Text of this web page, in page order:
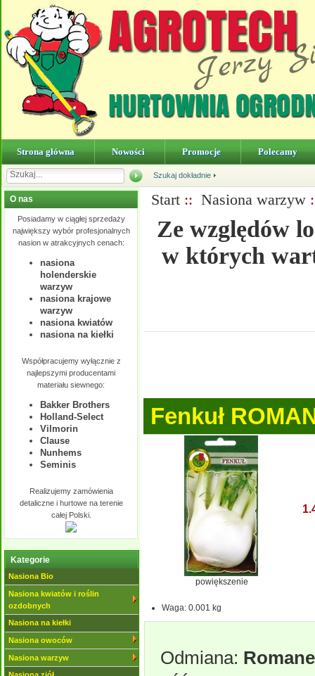
Strona główna Nowości Promocje Polecamy
Szukaj dokładnie
O nas
Posiadamy w ciągłej sprzedaży
największy wybór profesjonalnych
nasion w atrakcyjnych cenach:
nasiona
holenderskie
warzyw
nasiona krajowe
warzyw
nasiona kwiatów
nasiona na kiełki
Współpracujemy wyłącznie z
najlepszymi producentami
materiału siewnego:
Bakker Brothers
Holland-Select
Vilmorin
Clause
Nunhems
Seminis
Realizujemy zamówienia
detaliczne i hurtowe na terenie
całej Polski.
Kategorie
Nasiona Bio
Nasiona kwiatów i roślin
ozdobnych
Nasiona na kiełki
Nasiona owoców
Nasiona warzyw
Start:: Nasiona warzyw
Ze względów
w których
Fenkuł
powiększenie
Waga:0.001 kg
Odmiana: